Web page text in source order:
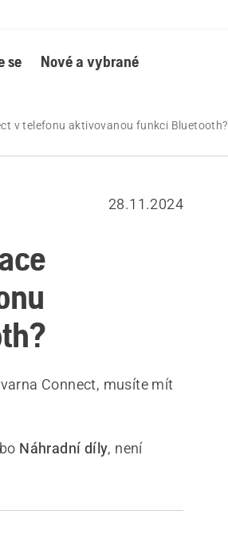
se Nové a vybrané
v telefonu aktivovanou funkci Bluetooth?
28.11.2024
Connect, musíte mít
Náhradní díly, není